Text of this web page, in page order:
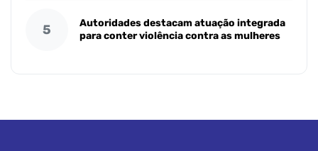
5
Autoridades destacam atuação integrada
para conter violência contra as mulheres